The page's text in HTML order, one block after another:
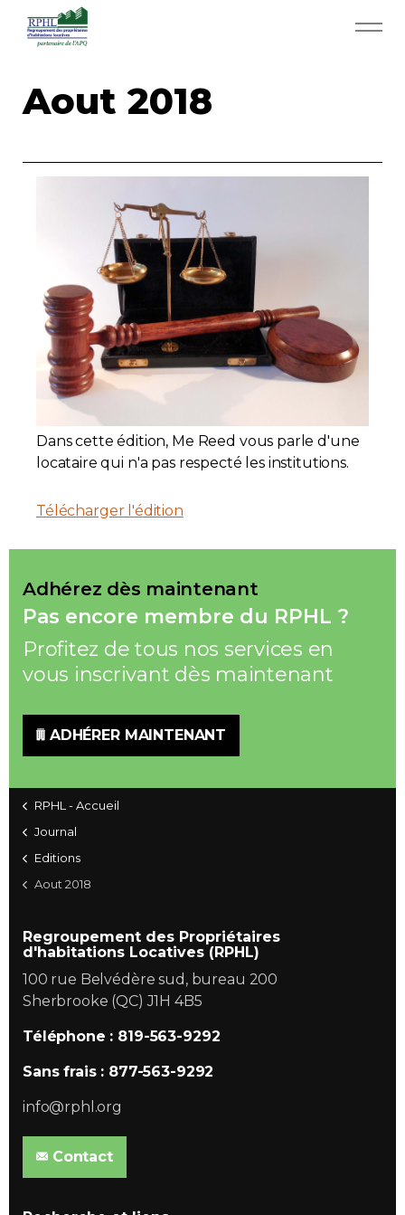
Actualités
Rabais et économies
Médias
Zone Membres
Adhésion
Aout 2018
Dans cette édition, Me Reed vous parle d'une
locataire qui n'a pas respecté les institutions.
Télécharger l'édition
Adhérez dès maintenant
Pas encore membre du RPHL ?
Profitez de tous nos services en
vous inscrivant dès maintenant
ADHÉRER MAINTENANT
RPHL - Accueil
Journal
Editions
Aout 2018
Regroupement des Propriétaires
d'habitations Locatives (RPHL)
100 rue Belvédère sud, bureau 200
Sherbrooke (QC) J1H 4B5
Téléphone : 819-563-9292
Sans frais : 877-563-9292
info@rphl.org
Contact